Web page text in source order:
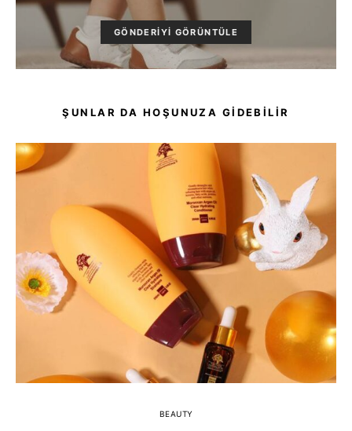
GÖNDERIYI GÖRÜNTÜLE
ŞUNLAR DA HOŞUNUZA GIDEBILIR
BEAUTY